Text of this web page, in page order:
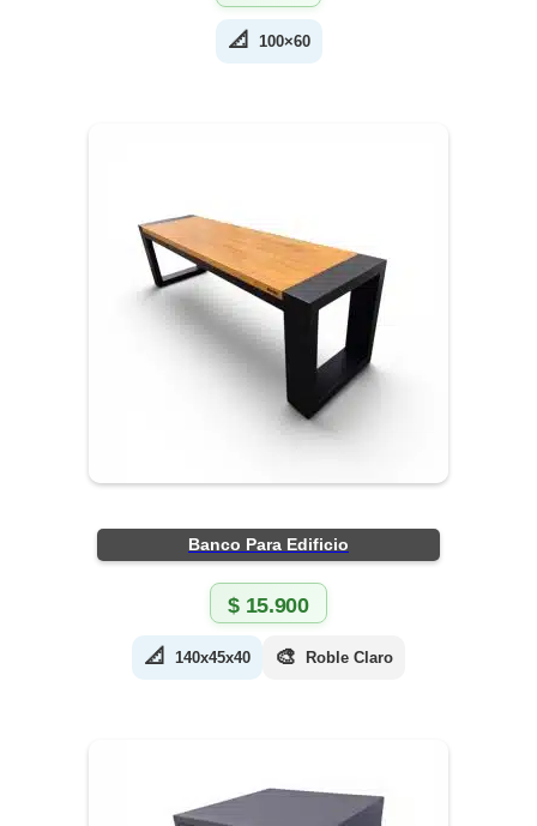
📐 100×60
Banco Para Edificio
$15.900
📐 140x45x40 🎨 Roble Claro